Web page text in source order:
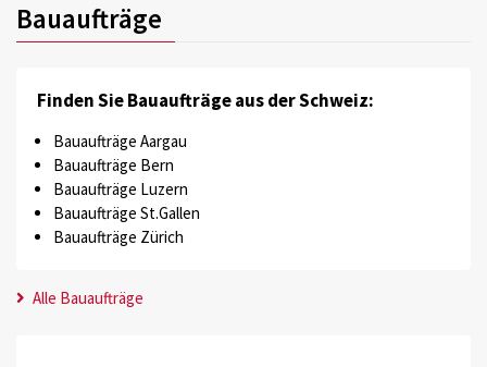
Bauaufträge
Finden Sie Bauaufträge aus der Schweiz:
Bauaufträge Aargau
Bauaufträge Bern
Bauaufträge Luzern
Bauaufträge St.Gallen
Bauaufträge Zürich
Alle Bauaufträge